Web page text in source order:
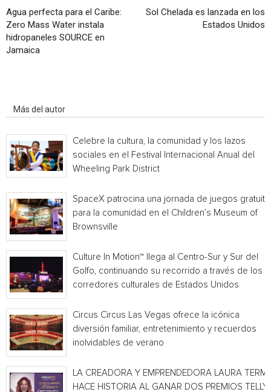
Agua perfecta para el Caribe:
Zero Mass Water instala
hidropaneles SOURCE en
Jamaica
Sol Chelada es lanzada en los
Estados Unidos
Más del autor
Celebre la cultura, la comunidad y los lazos
sociales en el Festival Internacional Anual del
Wheeling Park District
SpaceX patrocina una jornada de juegos gratuita
para la comunidad en el Children’s Museum of
Brownsville
Culture In Motion™ llega al Centro-Sur y Sur del
Golfo, continuando su recorrido a través de los
corredores culturales de Estados Unidos
Circus Circus Las Vegas ofrece la icónica
diversión familiar, entretenimiento y recuerdos
inolvidables de verano
LA CREADORA Y EMPRENDEDORA LAURA
HACE HISTORIA AL GANAR DOS PREMIOS TELLY